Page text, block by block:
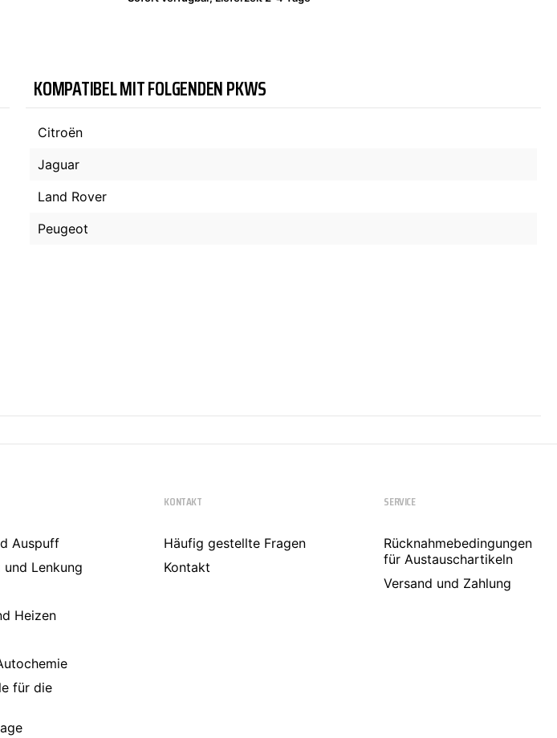
KOMPATIBEL MIT FOLGENDEN PKWS
Citroën
Jaguar
Land Rover
Peugeot
Auspuff
und Lenkung
Heizen
für die
KONTAKT
Häufig gestellte Fragen
Kontakt
SERVICE
Rücknahmebedingungen
für Austauschartikeln
Versand und Zahlung